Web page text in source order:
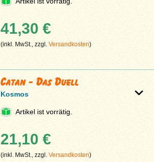
41,30 €
(inkl. MwSt., zzgl.Versandkosten)
Catan - Das Duell
Kosmos
Artikel ist vorrätig.
21,10 €
(inkl. MwSt., zzgl.Versandkosten)